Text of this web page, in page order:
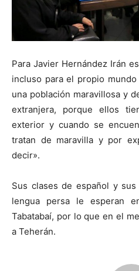
Para Javier Hernández Irán
incluso para el propio
una población maravillosa y
extranjera, porque ellos
exterior y cuando se
tratan de maravilla y por
decir».
Sus clases de español y
lengua persa le esperan
Tabatabaí, por lo que en el
a Teherán.